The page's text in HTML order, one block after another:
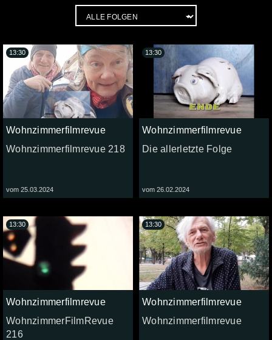
Wohnzimmerfilmrevue
Wohnzimmerfilmrevue 218
vom 25.03.2024
13:30
Wohnzimmerfilmrevue
Die allerletzte Folge
vom 26.02.2024
13:30
Wohnzimmerfilmrevue
WohnzimmerFilmRevue
216
13:30
Wohnzimmerfilmrevue
Wohnzimmerfilmrevue
13:30